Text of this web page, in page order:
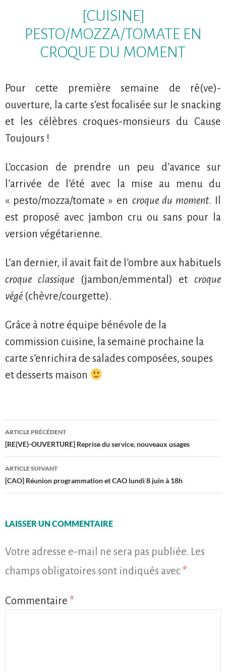
[CUISINE]
PESTO/MOZZA/TOMATE EN
CROQUE DU MOMENT
Pour cette première semaine de rê(ve)-
ouverture, la carte s’est focalisée sur le snacking
et les célèbres croques-monsieurs du Cause
Toujours !
L’occasion de prendre un peu d’avance sur
l’arrivée de l’été avec la mise au menu du
« pesto/mozza/tomate » en croque du moment. Il
est proposé avec jambon cru ou sans pour la
version végétarienne.
L’an dernier, il avait fait de l’ombre aux habituels
croque classique(jambon/emmental) et croque
végé (chèvre/courgette).
Grâce à notre équipe bénévole de la
commission cuisine, la semaine prochaine la
carte s’enrichira de salades composées, soupes
et desserts maison
Navigation
des
articles
ARTICLE PRÉCÉDENT
[RE(VE)-OUVERTURE] Reprise du service, nouveaux usages
ARTICLE SUIVANT
[CAO] Réunion programmation et CAO lundi 8 juin à 18h
LAISSER UN COMMENTAIRE
Votre adresse e-mail ne sera pas publiée. Les
champs obligatoires sont indiqués avec *
Commentaire *